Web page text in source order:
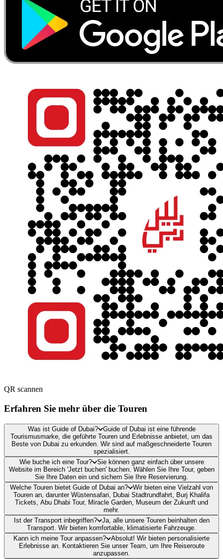
QR scannen
Erfahren Sie mehr über die Touren
Was ist Guide of Dubai?
Guide of Dubai ist eine führende
Tourismusmarke, die geführte Touren und Erlebnisse anbietet, um das
Beste von Dubai zu erkunden. Wir sind auf maßgeschneiderte Touren
spezialisiert.
Wie buche ich eine Tour?
Sie können ganz einfach über unsere
Website im Bereich 'Jetzt buchen' buchen. Wählen Sie Ihre Tour, geben
Sie Ihre Daten ein und sichern Sie Ihre Reservierung.
Welche Touren bietet Guide of Dubai an?
Wir bieten eine Vielzahl von
Touren an, darunter Wüstensafari, Dubai Stadtrundfahrt, Burj Khalifa
Tickets, Abu Dhabi Tour, Miracle Garden, Museum der Zukunft und
mehr.
Ist der Transport inbegriffen?
Ja, alle unsere Touren beinhalten den
Transport. Wir bieten komfortable, klimatisierte Fahrzeuge.
Kann ich meine Tour anpassen?
Absolut! Wir bieten personalisierte
Erlebnisse an. Kontaktieren Sie unser Team, um Ihre Reiseroute
anzupassen.